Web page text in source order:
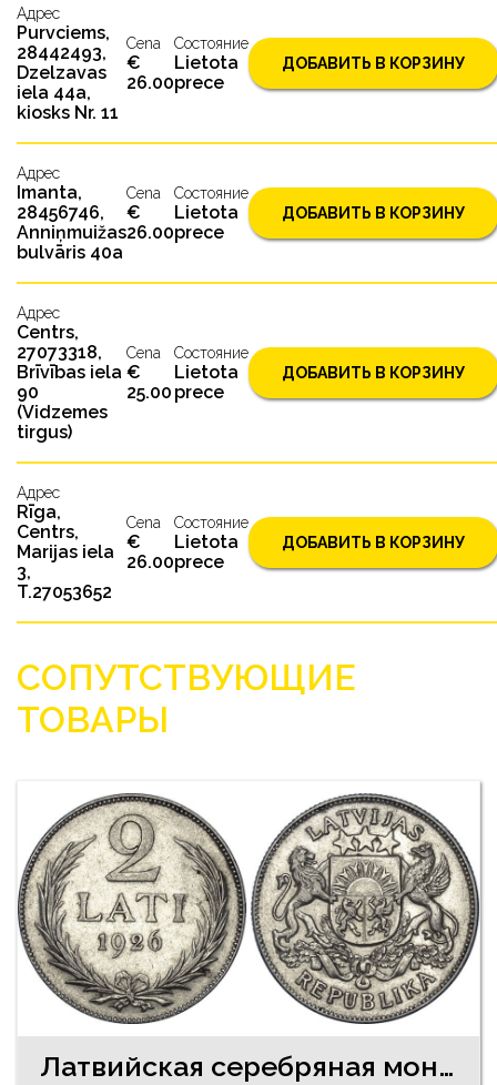
Адрес
Purvciems,
28442493,
Dzelzavas
iela 44a,
kiosks Nr. 11
Cena
€
26.00
Состояниe
Lietota
prece
ДОБАВИТЬ В КОРЗИНУ
Адрес
Imanta,
28456746,
Anniņmuižas
bulvāris 40a
Cena
€
26.00
Состояниe
Lietota
prece
ДОБАВИТЬ В КОРЗИНУ
Адрес
Centrs,
27073318,
Brīvības iela
90
(Vidzemes
tirgus)
Cena
€
25.00
Состояниe
Lietota
prece
ДОБАВИТЬ В КОРЗИНУ
Адрес
Rīga,
Centrs,
Marijas iela
3,
T.27053652
Cena
€
26.00
Состояниe
Lietota
prece
ДОБАВИТЬ В КОРЗИНУ
СОПУТСТВУЮЩИЕ
ТОВАРЫ
Латвийская серебряная монета 2 Латa 1925 год